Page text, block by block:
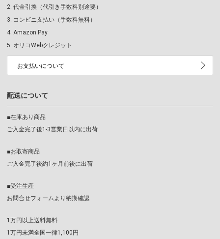
代金引換（代引き手数料別途要）
コンビニ支払い（手数料無料）
Amazon Pay
オリコWebクレジット
お支払いについて
配送について
■在庫あり商品
ご入金完了後1-3営業日以内に出荷
■お取寄商品
ご入金完了後約1ヶ月前後に出荷
■受注生産
お問合せフォームより納期確認
1万円以上送料無料
1万円未満全国一律1,100円